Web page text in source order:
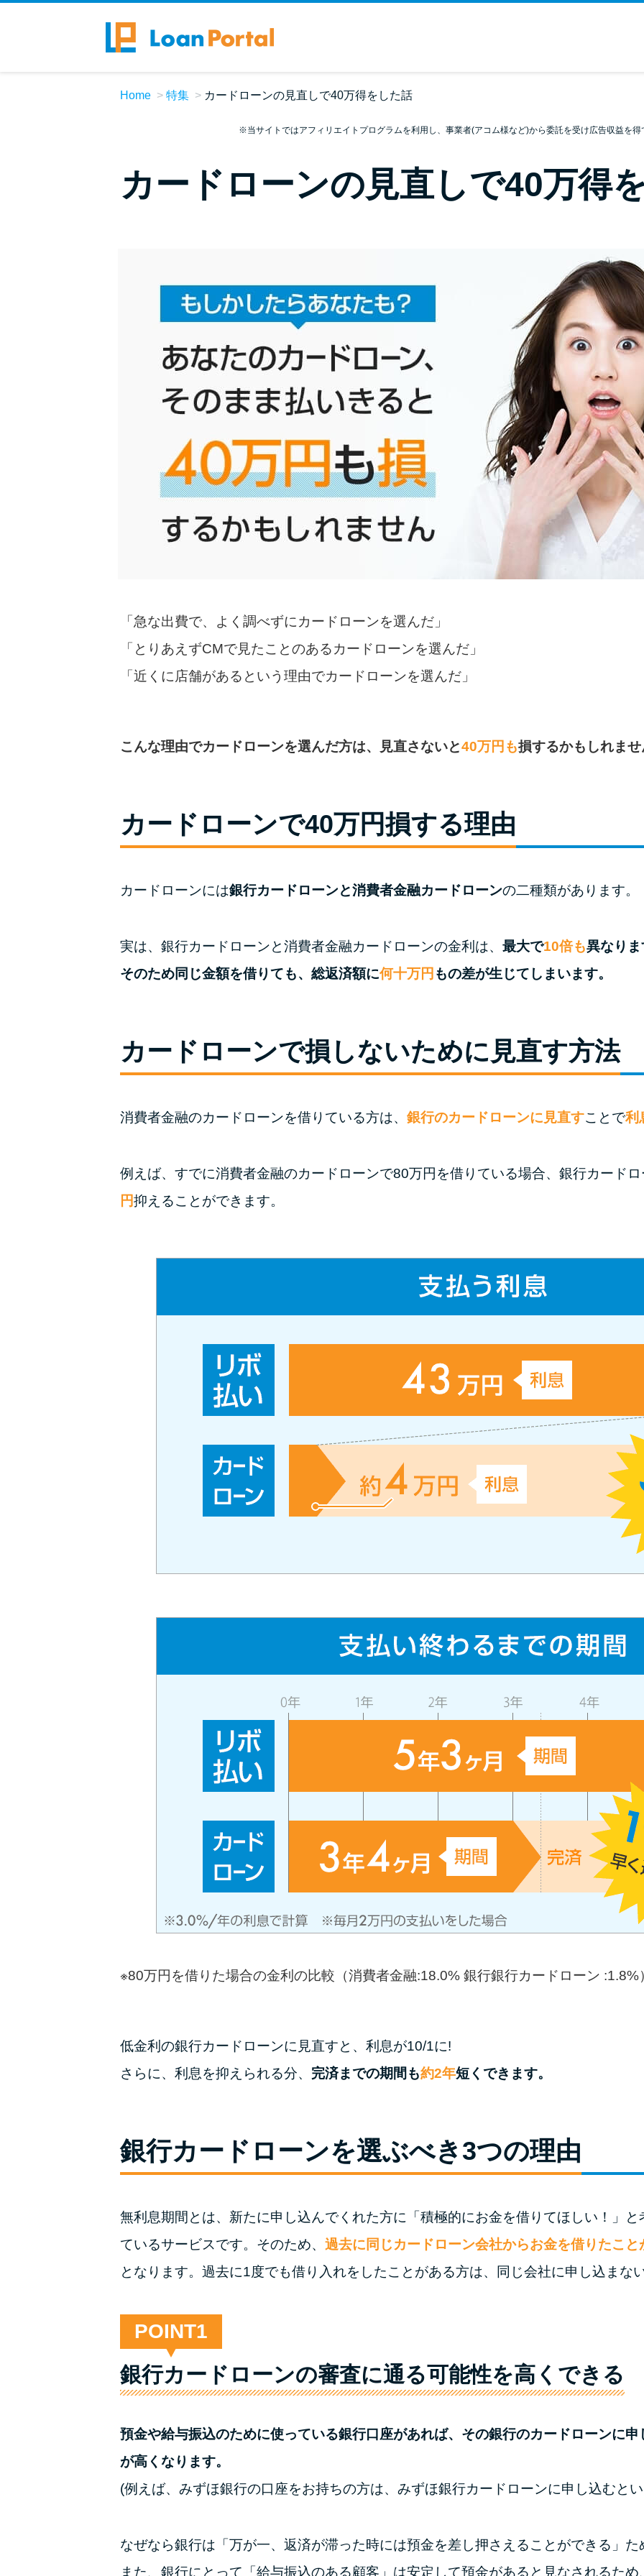
Home 特集 カードローンの見直しで40万得をした話
※当サイトではアフィリエイトプログラムを利用し、事業者(アコム様など)から委託を受け広告収益を得
カードローンの見直しで40万得
「急な出費で、よく調べずにカードローンを選んだ」
「とりあえずCMで見たことのあるカードローンを選んだ」
「近くに店舗があるという理由でカードローンを選んだ」
こんな理由でカードローンを選んだ方は、見直さないと40万円も損するかもしれませ
カードローンで40万円損する理由
カードローンには銀行カードローンと消費者金融カードローンの二種類があります。
実は、銀行カードローンと消費者金融カードローンの金利は、 最大で10倍も異なりま
そのため同じ金額を借りても、総返済額に何十万円 もの差が生じてしまいます。
カードローンで損しないために見直す方法
消費者金融のカードローンを借りている方は、 銀行のカードローンに見直すことで利
例えば、すでに消費者金融のカードローンで80万円を借りている場合、銀行カード
円抑えることができます。
※80万円を借りた場合の金利の比較（消費者金融:18.0% 銀行銀行カードローン :1.8%
低金利の銀行カードローンに見直すと、利息が10/1に!
さらに、利息を抑えられる分、 完済までの期間も約2年短くできます。
銀行カードローンを選ぶべき3つの理由
無利息期間とは、新たに申し込んでくれた方に「積極的にお金を借りてほしい！」
ているサービスです。そのため、 過去に同じカードローン会社からお金を借りたこ
となります。過去に1度でも借り入れをしたことがある方は、同じ会社に申し込まな
POINT
銀行カードローンの審査に通る可能性を高くできる
預金や給与振込のために使っている銀行口座があれば、その銀行のカードローンに
が高くなります。
(例えば、みずほ銀行の口座をお持ちの方は、みずほ銀行カードローンに申し込むと
なぜなら銀行は「万が一、返済が滞った時には預金を差し押さえることができる」た
また、銀行にとって「給与振込のある顧客」は安定して預金があると見なされるため